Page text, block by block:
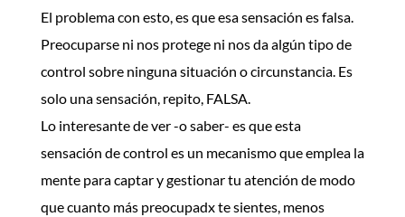
El problema con esto, es que esa sensación es falsa.
Preocuparse ni nos protege ni nos da algún tipo de
control sobre ninguna situación o circunstancia. Es
solo una sensación, repito, FALSA.
Lo interesante de ver -o saber- es que esta
sensación de control es un mecanismo que emplea la
mente para captar y gestionar tu atención de modo
que cuanto más preocupadx te sientes, menos